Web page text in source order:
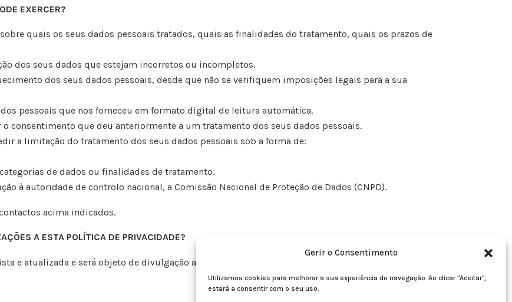
Gerir o Consentimento
Utilizamos cookies para melhorar a sua experiência de navegação. Ao clicar "Aceitar",
estará a consentir com o seu uso.
EXERCER?
quais os seus dados pessoais tratados, quais as finalidades do tratamento, quais os prazos de
dos seus dados que estejam incorretos ou incompletos.
dos seus dados pessoais, desde que não se verifiquem imposições legais para a sua
pessoais que nos forneceu em formato digital de leitura automática.
o consentimento que deu anteriormente a um tratamento dos seus dados pessoais.
a limitação do tratamento dos seus dados pessoais sob a forma de:
de dados ou finalidades de tratamento.
à autoridade de controlo nacional, a Comissão Nacional de Proteção de Dados (CNPD).
acima indicados.
A ESTA POLÍTICA DE PRIVACIDADE?
e atualizada e será objeto de divulgação através do